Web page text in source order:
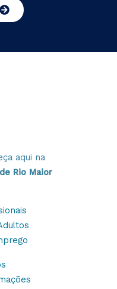
aqui na
Rio Maior